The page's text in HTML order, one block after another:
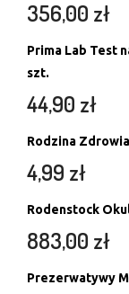
356,00 zł
Prima Lab Test
szt.
44,90 zł
Rodzina
4,99 zł
Rodenstock
883,00 zł
Prezerwatywy